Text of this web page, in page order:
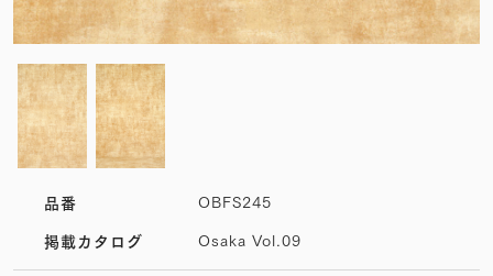
品番 OBFS245
掲載カタログ Osaka Vol.09